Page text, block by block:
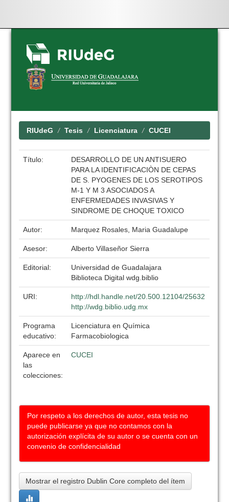
Skip
navigation
RIUdeG Tesis Licenciatura CUCEI
Título:
DESARROLLO DE UN ANTISUERO
PARA LA IDENTIFICACIÒN DE CEPAS
DE S. PYOGENES DE LOS SEROTIPOS
M-1 Y M 3 ASOCIADOS A
ENFERMEDADES INVASIVAS Y
SINDROME DE CHOQUE TOXICO
Autor: Marquez Rosales, Maria Guadalupe
Asesor: Alberto Villaseñor Sierra
Editorial:
Universidad de Guadalajara
Biblioteca Digital wdg.biblio
URI:
http://hdl.handle.net/20.500.12104/25632
http://wdg.biblio.udg.mx
Programa
educativo:
Licenciatura en Química
Farmacobiologica
Aparece en
las
colecciones:
CUCEI
Por respeto a los derechos de autor, esta tesis no
puede publicarse ya que no contamos con la
autorización explícita de su autor o se cuenta con un
convenio de confidencialidad
Mostrar el registro Dublin Core completo del ítem